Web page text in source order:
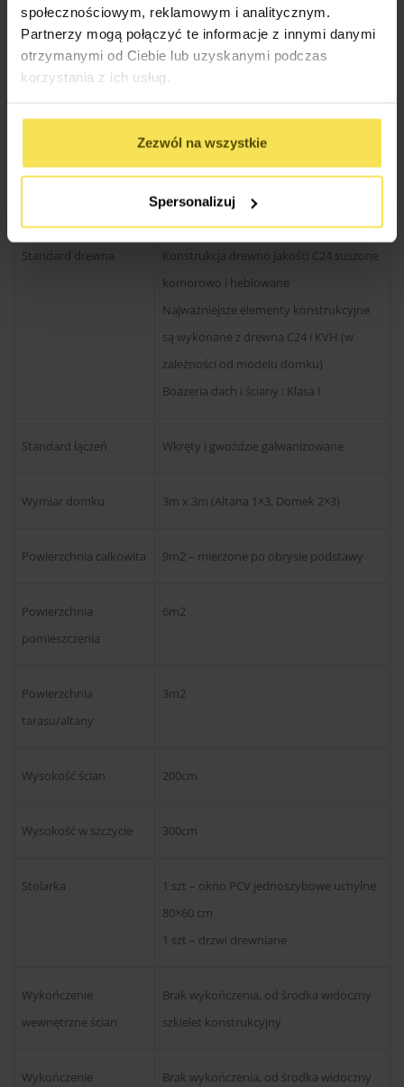
społecznościowym, reklamowym i analitycznym.
Partnerzy mogą połączyć te informacje z innymi danymi
otrzymanymi od Ciebie lub uzyskanymi podczas
korzystania z ich usług.
Zezwól na wszystkie
Spersonalizuj
Technologia produkcji System szkieletowy / kanadyjski
Sosna, Świerk
Standard drewna
Konstrukcja drewno jakości C24 suszone
komorowo i heblowane
Najważniejsze elementy konstrukcyjne
są wykonane z drewna C24 i KVH (w
zależności od modelu domku)
Boazeria dach i ściany : Klasa I
Standard łączeń Wkręty i gwoździe galwanizowane
Wymiar domku 3m x 3m (Altana 1×3, Domek 2×3)
Powierzchnia całkowita 9m2 – mierzone po obrysie podstawy
Powierzchnia
pomieszczenia
6m2
Powierzchnia
tarasu/altany
3m2
Wysokość ścian 200cm
Wysokość w szczycie 300cm
Stolarka
1 szt – okno PCV jednoszybowe uchylne
80×60 cm
1 szt – drzwi drewniane
Wykończenie
wewnętrzne ścian
Brak wykończenia, od środka widoczny
szkielet konstrukcyjny
Wykończenie
Brak wykończenia, od środka widoczny